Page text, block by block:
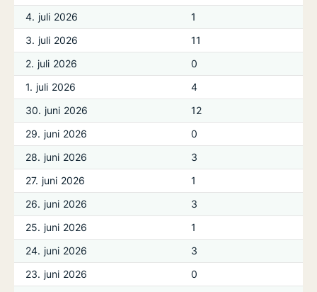
4. juli 2026
1
3. juli 2026
11
2. juli 2026
0
1. juli 2026
4
30. juni 2026
12
29. juni 2026
0
28. juni 2026
3
27. juni 2026
1
26. juni 2026
3
25. juni 2026
1
24. juni 2026
3
23. juni 2026
0